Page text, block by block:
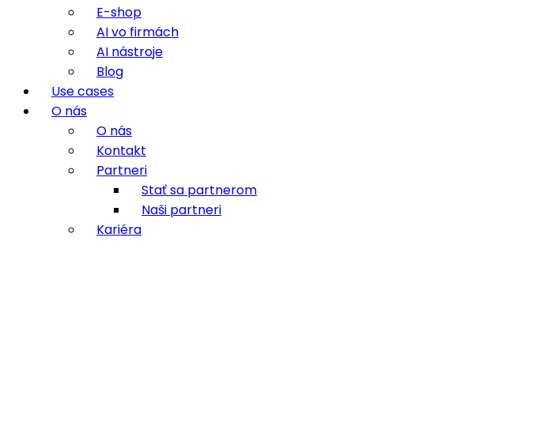
E-shop
AI vo firmách
AI nástroje
Blog
Use cases
O nás
O nás
Kontakt
Partneri
Stať sa partnerom
Naši partneri
Kariéra